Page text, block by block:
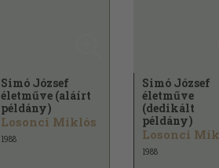
Simó József
életműve (aláírt
példány)
Losonci Miklós
1988
Simó József
életműve
(dedikált
példány)
Losonci
1988